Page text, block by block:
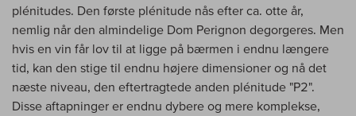
plénitudes. Den første plénitude nås efter ca. otte år,
nemlig når den almindelige Dom Perignon degorgeres. Men
hvis en vin får lov til at ligge på bærmen i endnu længere
tid, kan den stige til endnu højere dimensioner og nå det
næste niveau, den eftertragtede anden plénitude "P2".
Disse aftapninger er endnu dybere og mere komplekse,